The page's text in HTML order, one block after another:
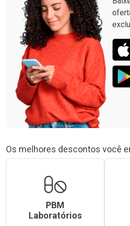
Os melhores descontos você
PBM
Laboratórios